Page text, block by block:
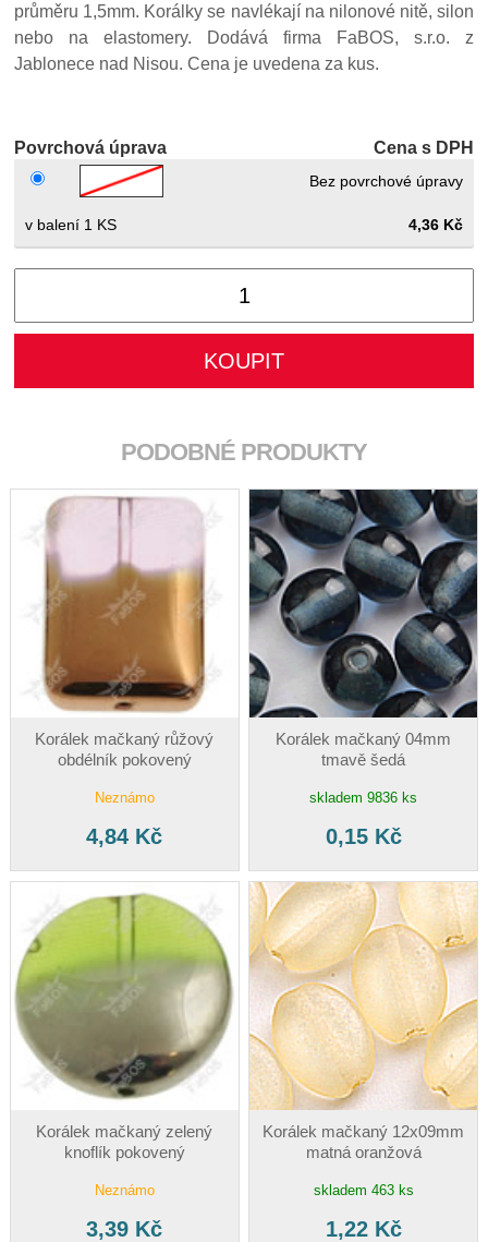
průměru 1,5mm. Korálky se navlékají na nilonové nitě, silon
nebo na elastomery. Dodává firma FaBOS, s.r.o. z
Jablonece nad Nisou. Cena je uvedena za kus.
Povrchová úprava Cena s DPH
Bez povrchové úpravy
1 KS 4,36 Kč
PODOBNÉ PRODUKTY
Korálek mačkaný růžový
obdélník pokovený
Neznámo
4,84 Kč
Korálek mačkaný 04mm
tmavě šedá
skladem 9836 ks
0,15 Kč
Korálek mačkaný zelený
knoflík pokovený
Neznámo
3,39 Kč
Korálek mačkaný 12x09mm
matná oranžová
skladem 463 ks
1,22 Kč